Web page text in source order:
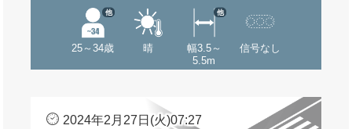
25～34歳
他
晴
幅3.5～
5.5m
他
信号なし
2024年2月27日(火)07:27